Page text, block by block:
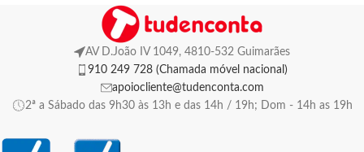
AV D.João IV 1049, 4810-532 Guimarães
910 249 728 (Chamada móvel nacional)
apoiocliente@tudenconta.com
2ª a Sábado das 9h30 às 13h e das 14h / 19h; Dom - 14h as 19h